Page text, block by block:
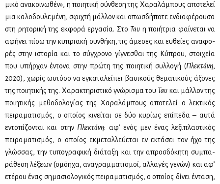
μι­κό ανα­κοι­νω­θέν», η ποι­η­τι­κή σύν­θε­ση της Χα­ρα­λά­μπους απο­τε­λεί
μια κα­λο­δου­λε­μέ­νη, σφι­χτή μάλ­λον και οπωσ­δή­πο­τε εν­δια­φέ­ρου­σα
στη ρη­το­ρι­κή της εκ­φο­ρά ερ­γα­σία. Στο Ταυ η ποι­ή­τρια φαί­νε­ται να
αφή­νει πί­σω την κυ­πρια­κή συν­θή­κη, τις άμε­σες και ευ­θεί­ες ανα­φο­
ρές στην ιστο­ρία και το σύγ­χρο­νο γί­γνε­σθαι της Κύ­πρου, στοι­χεία
που υπήρ­χαν έντο­να στην πρώ­τη της ποι­η­τι­κή συλ­λο­γή (Πλε­κτά­νη,
2020), χω­ρίς ωστό­σο να εγκα­τα­λεί­πει βα­σι­κούς θε­μα­τι­κούς άξο­νες
της ποι­η­τι­κής της. Χα­ρα­κτη­ρι­στι­κό γνώ­ρι­σμα του Ταυ και μάλ­λον της
ποι­η­τι­κής με­θο­δο­λο­γί­ας της Χα­ρα­λά­μπους απο­τε­λεί ο λε­κτι­κός
πει­ρα­μα­τι­σμός, ο οποί­ος κι­νεί­ται σε δύο κυ­ρί­ως επί­πε­δα – αυ­τά
εντο­πί­ζο­νται και στην Πλε­κτά­νη: αφ’ ενός μεν ένας λε­ξι­πλα­στι­κός
πει­ρα­μα­τι­σμός, ο οποί­ος εκ­με­ταλ­λεύ­ε­ται εν εκτά­σει τον ήχο της
γλώσ­σας, την τυ­πο­γρα­φι­κή διά­τα­ξη και την απροσ­δό­κη­τη συ­μπα­
ρά­θε­ση λέ­ξε­ων (ομό­η­χα, ανα­γραμ­μα­τι­σμοί, αλ­λα­γές γε­νών) και αφ’
ετέ­ρου ένας ση­μα­σιο­λο­γι­κός πει­ρα­μα­τι­σμός, ο οποί­ος δί­νει έντα­ση,